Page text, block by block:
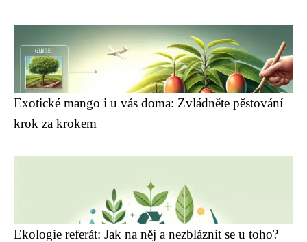
Exotické mango i u vás doma: Zvládněte pěstování
krok za krokem
Ekologie referát: Jak na něj a nezbláznit se u toho?